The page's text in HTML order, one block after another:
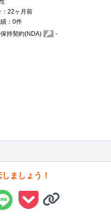
：22ヶ月前
：0件
持契約(NDA) -
ましょう！